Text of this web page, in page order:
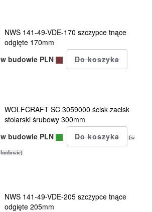
NWS 141-49-VDE-170 szczypce tnące
odgięte 170mm
w budowie PLN
WOLFCRAFT SC 3059000 ścisk zacisk
stolarski śrubowy 300mm
w budowie PLN
(w
budowie)
NWS 141-49-VDE-205 szczypce tnące
odgięte 205mm